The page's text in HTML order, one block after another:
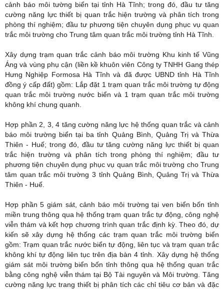
cảnh báo môi tường biển tại tỉnh Hà Tĩnh; trong đó, đầu tư tăng
cường năng lực thiết bị quan trắc hiện trường và phân tích trong
phòng thí nghiệm; đầu tư phương tiện chuyên dụng phục vụ quan
trắc môi trường cho Trung tâm quan trắc môi trường tỉnh Hà Tĩnh.
Xây dựng trạm quan trắc cảnh báo môi trường Khu kinh tế Vũng
Áng và vùng phụ cận (liền kề khuôn viên Công ty TNHH Gang thép
Hưng Nghiệp Formosa Hà Tĩnh và đã được UBND tỉnh Hà Tĩnh
đồng ý cấp đất) gồm: Lắp đặt 1 trạm quan trắc môi trường tự động
quan trắc môi trường nước biển và 1 trạm quan trắc môi trường
không khí chung quanh.
Hợp phần 2, 3, 4 tăng cường năng lực hệ thống quan trắc và cảnh
báo môi trường biển tại ba tỉnh Quảng Bình, Quảng Trị và Thừa
Thiên - Huế; trong đó, đầu tư tăng cường năng lực thiết bị quan
trắc hiện trường và phân tích trong phòng thí nghiệm; đầu tư
phương tiện chuyên dụng phục vụ quan trắc môi trường cho Trung
tâm quan trắc môi trường 3 tỉnh Quảng Bình, Quảng Trị và Thừa
Thiên - Huế.
Hợp phần 5 giám sát, cảnh báo môi trường tại ven biển bốn tỉnh
miền trung thông qua hệ thống trạm quan trắc tự động, công nghệ
viễn thám và kết hợp chương trình quan trắc định kỳ. Theo đó, dự
kiến sẽ xây dựng hệ thống các trạm quan trắc môi trường biển
gồm: Trạm quan trắc nước biển tự động, liên tục và trạm quan trắc
không khí tự động liên tục trên địa bàn 4 tỉnh. Xây dựng hệ thống
giám sát môi trường biển bốn tỉnh thông qua hệ thống quan trắc
bằng công nghệ viễn thám tại Bộ Tài nguyên và Môi trường. Tăng
cường năng lực trang thiết bị phân tích các chỉ tiêu cơ bản và đặc